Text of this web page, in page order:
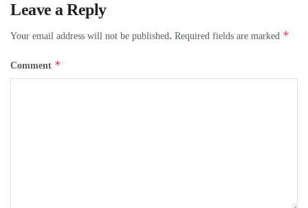
Leave a Reply
Your email address will not be published. Required fields are marked *
Comment *